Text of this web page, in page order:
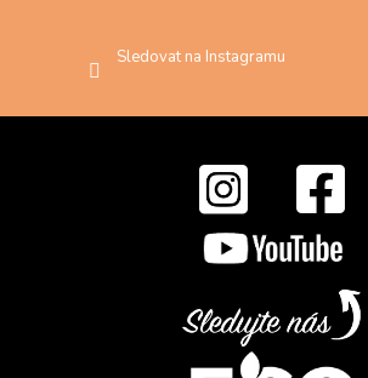
Sledovat na Instagramu